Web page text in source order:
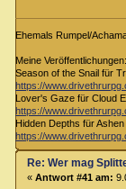
Ehemals Rumpel/
Meine Veröffentlichungen:
Season of the Snail für
https://
Lover's Gaze für Cloud
https://
Hidden Depths für
https://
Re: Wer mag
« Antwort #41 am: